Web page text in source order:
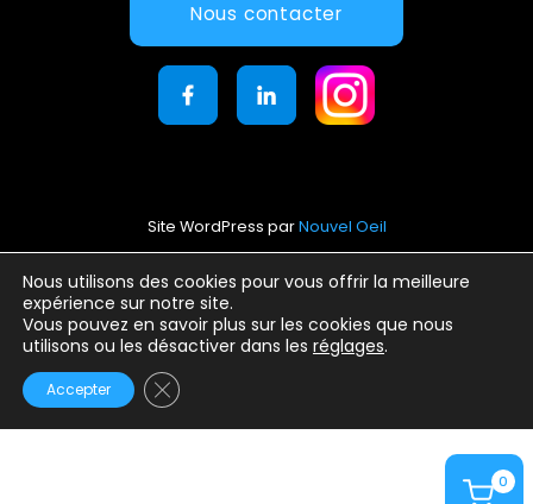
0
Nous utilisons des cookies pour vous offrir la meilleure
expérience sur notre site.
Vous pouvez en savoir plus sur les cookies que nous
utilisons ou les désactiver dans les réglages.
Accepter Fermer la bannière des cookies GDPR
Nous contacter
Site WordPress parNouvel Oeil
Mentions légales
Conditions générales d’utilisation
Politique de confidentialité